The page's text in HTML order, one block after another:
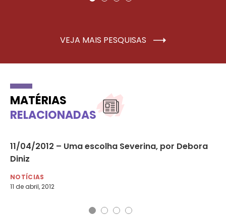
VEJA MAIS PESQUISAS
MATÉRIAS
RELACIONADAS
11/04/2012 – Uma escolha Severina, por Debora
Diniz
NOTÍCIAS
11 de abril, 2012